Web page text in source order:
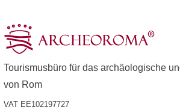
Tourismusbüro für das archäologische
von Rom
VAT EE102197727